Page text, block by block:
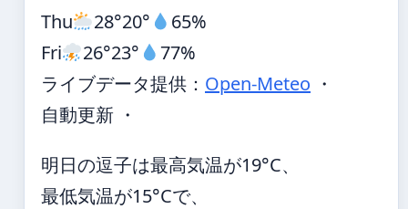
Thu
28°20°
65%
Fri
26°23°
77%
ライブデータ提供： Open-Meteo ・
自動更新 ・
明日の逗子は最高気温が19°C、
最低気温が15°Cで、